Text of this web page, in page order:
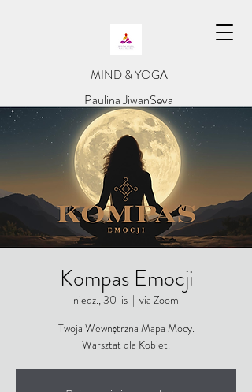
​MIND & YOGA
​Paulina JiwanSeva
Kompas Emocji
niedz., 30 lis
  |
via Zoom
Twoja Wewnętrzna Mapa Mocy.
Warsztat dla Kobiet.